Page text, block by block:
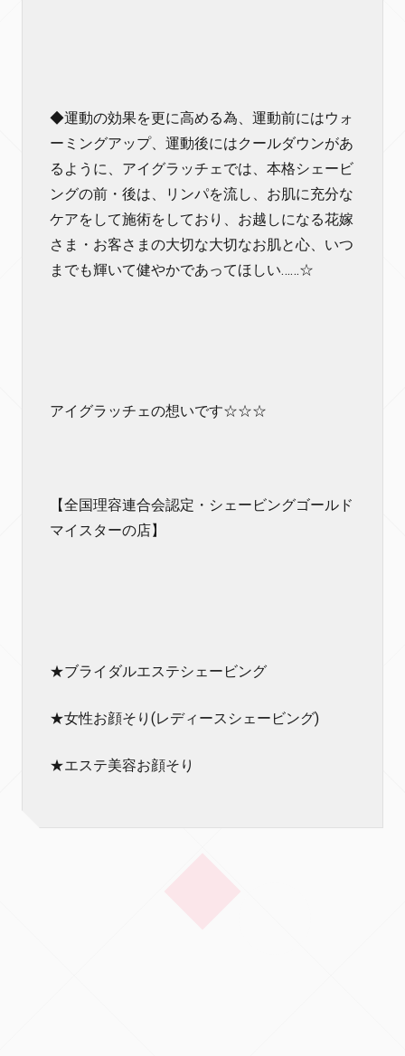
◆運動の効果を更に高める為、運動前にはウォ
ーミングアップ、運動後にはクールダウンがあ
るように、アイグラッチェでは、本格シェービ
ングの前・後は、リンパを流し、お肌に充分な
ケアをして施術をしており、お越しになる花嫁
さま・お客さまの大切な大切なお肌と心、いつ
までも輝いて健やかであってほしい……☆
アイグラッチェの想いです☆☆☆
【全国理容連合会認定・シェービングゴールド
マイスターの店】
★ブライダルエステシェービング
★女性お顔そり(レディースシェービング)
★エステ美容お顔そり